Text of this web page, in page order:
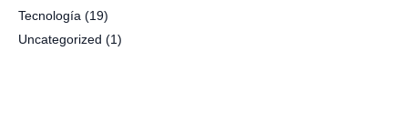
Tecnología (19)
Uncategorized (1)